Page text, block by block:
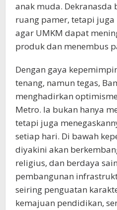
anak muda. Dekranasda
ruang pamer, tetapi
agar UMKM dapat
produk dan menembus
Dengan gaya
tenang, namun tegas,
menghadirkan
Metro. Ia bukan hanya
tetapi juga
setiap hari. Di bawah
diyakini akan
religius, dan berdaya
pembangunan
seiring penguatan
kemajuan pendidikan,